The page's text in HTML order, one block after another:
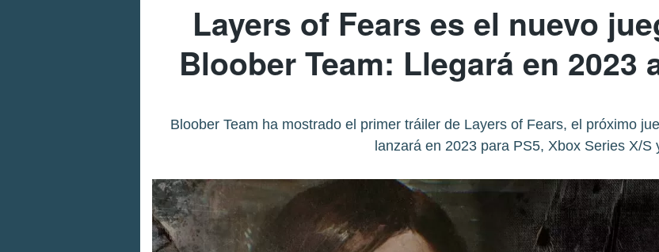
Layers of Fears es el nuevo
Bloober Team: Llegará en 2023
Bloober Team ha mostrado el primer tráiler de Layers of Fears, el próximo
lanzará en 2023 para PS5, Xbox Series X/S